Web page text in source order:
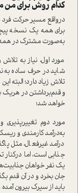
کدام روش برای من
در‌واقع مسیر حرکت فرد
برای همه‌ یک نسخه
به‌صورت مشترک در
مورد اول، نیاز به
شاید در حرف ساده
تلاش زیاد دارد؛ البته
و قدم‌برداشتن در هریک
خواهد شد؛
مورد دوم تغییرپذیری
به‌در‌آمد کارمندی و ریسک
در‌آمد غیرفعال، مثل
جذابی ا‌ست، اما
یک نفر خواهان
جان بخرد و در آن قدم
باید از سیرک بیرون